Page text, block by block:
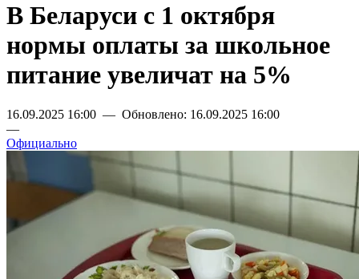
В Беларуси с 1 октября
нормы оплаты за школьное
питание увеличат на 5%
16.09.2025 16:00 — Обновлено: 16.09.2025 16:00
—
Официально